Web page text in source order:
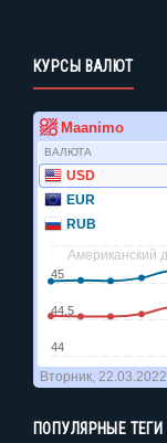
КУРСЫ ВАЛЮТ
ПОПУЛЯРНЫЕ ТЕГИ